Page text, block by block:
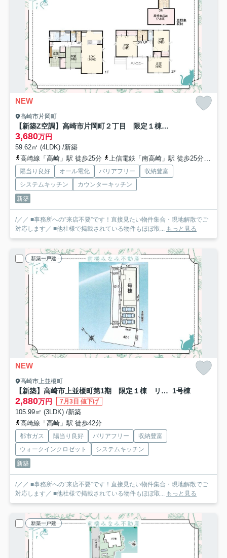
NEW
高崎市片岡町
【新築Z空調】高崎市片岡町２丁目 限定１棟 新築建売
3,680万円
59.62㎡ (4LDK) /新築
高崎線「高崎」駅 徒歩25分
上信電鉄「南高崎」駅 徒歩25分
陽当り良好 オール電化 バリアフリー
収納豊富
システムキッチン
カウンターキッチン
新築
/／／ ■事務所への”来店不要”です！直接見たい物件集合・現地解散でご
対応します／ ■他社様で掲載されている物件もほぼ取...
もっと見る
新築一戸建
NEW
高崎市上並榎町
【新築】高崎市上並榎町第1期 限定１棟 リナージュ 新築建売 1号棟
2,880万円 7月3日 値下げ
105.99㎡ (3LDK) /新築
高崎線「高崎」駅 徒歩42分
都市ガス 陽当り良好 バリアフリー
収納豊富
ウォークインクロゼット
システムキッチン
新築
/／／ ■事務所への”来店不要”です！直接見たい物件集合・現地解散でご
対応します／ ■他社様で掲載されている物件もほぼ取...
もっと見る
新築一戸建